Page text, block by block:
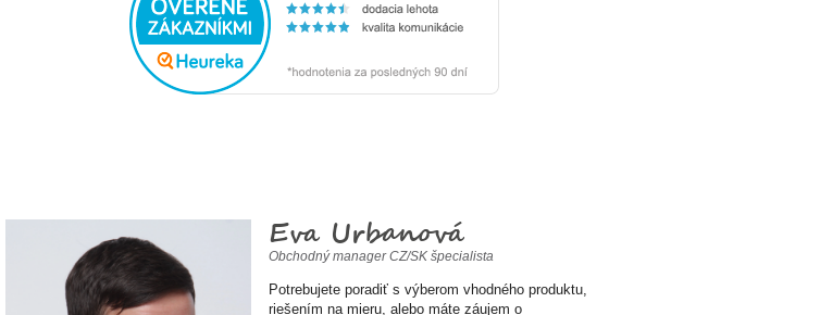
Eva Urbanová
Obchodný manager CZ/SK špecialista
Potrebujete poradiť s výberom vhodného produktu,
riešením na mieru, alebo máte záujem o